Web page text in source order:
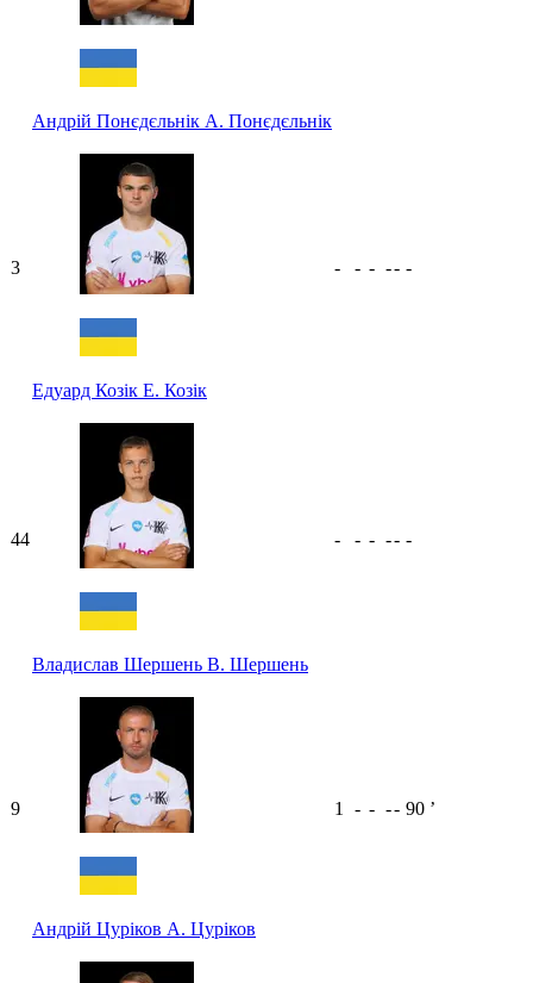
Андрій Понєдєльнік А. Понєдєльнік
3
Едуард Козік Е. Козік
- - - -- -
44
Владислав Шершень В. Шершень
- - - -- -
9
Андрій Цуріков А. Цуріков
1 - - -- 90 ʼ